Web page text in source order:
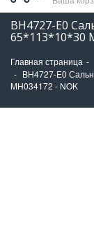
BH4727-E0
65*113*10*30
Главная страница
BH4727-E0
MH034172 - NOK